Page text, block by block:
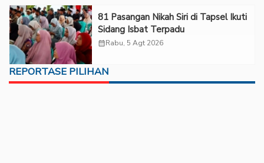
81 Pasangan Nikah Siri di Tapsel Ikuti
Sidang Isbat Terpadu
calendar_monthRabu, 5 Agt 2026
REPORTASE PILIHAN